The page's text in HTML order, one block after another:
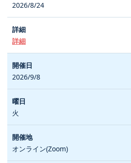
2026/8/24
詳細
2026/9/8
火
オンライン(Zoom)